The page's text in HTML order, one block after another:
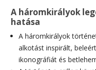
A háromkirályok
hatása
A háromkirályok
alkotást inspirált,
ikonográfiát és